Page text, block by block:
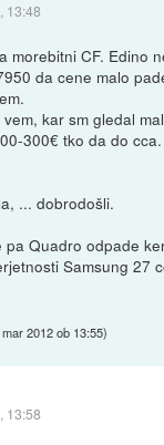
13:48
morebitni CF. Edino
da cene malo
kar sm gledal
300€ tko da do
... dobrodošli.
pa Quadro odpade
Samsung 27
mar 2012 ob 13:55)
13:58